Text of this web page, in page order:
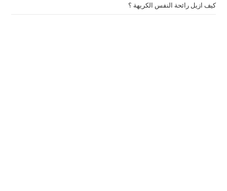
كيف ازيل رائحة النفس الكريهة ؟